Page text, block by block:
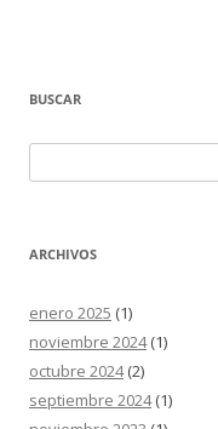
BUSCAR
ARCHIVOS
enero 2025 (1)
noviembre 2024(1)
octubre 2024(2)
septiembre 2024(1)